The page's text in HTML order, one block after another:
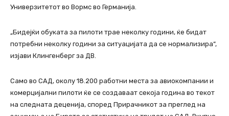
Универзитетот во Вормс во Германија.
„Бидејќи обуката за пилоти трае неколку години, ќе бидат
потребни неколку години за ситуацијата да се нормализира“,
изјави Клингенберг за ДВ.
Само во САД, околу 18.200 работни места за авиокомпании и
комерцијални пилоти ќе се создаваат секоја година во текот
на следната деценија, според Прирачникот за преглед на